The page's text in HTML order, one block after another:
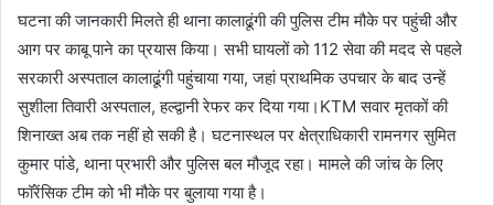
घटना की जानकारी मिलते ही थाना कालाढूंगी की पुलिस टीम मौके पर पहुंची और
आग पर काबू पाने का प्रयास किया। सभी घायलों को 112 सेवा की मदद से पहले
सरकारी अस्पताल कालाढूंगी पहुंचाया गया, जहां प्राथमिक उपचार के बाद उन्हें
सुशीला तिवारी अस्पताल, हल्द्वानी रेफर कर दिया गया।KTM सवार मृतकों की
शिनाख्त अब तक नहीं हो सकी है। घटनास्थल पर क्षेत्राधिकारी रामनगर सुमित
कुमार पांडे, थाना प्रभारी और पुलिस बल मौजूद रहा। मामले की जांच के लिए
फॉरेंसिक टीम को भी मौके पर बुलाया गया है।